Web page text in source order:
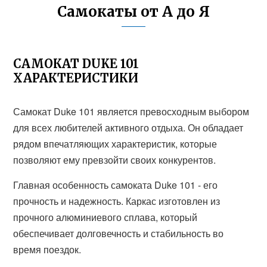
Самокаты от А до Я
САМОКАТ DUKE 101
ХАРАКТЕРИСТИКИ
Самокат Duke 101 является превосходным выбором
для всех любителей активного отдыха. Он обладает
рядом впечатляющих характеристик, которые
позволяют ему превзойти своих конкурентов.
Главная особенность самоката Duke 101 - его
прочность и надежность. Каркас изготовлен из
прочного алюминиевого сплава, который
обеспечивает долговечность и стабильность во
время поездок.